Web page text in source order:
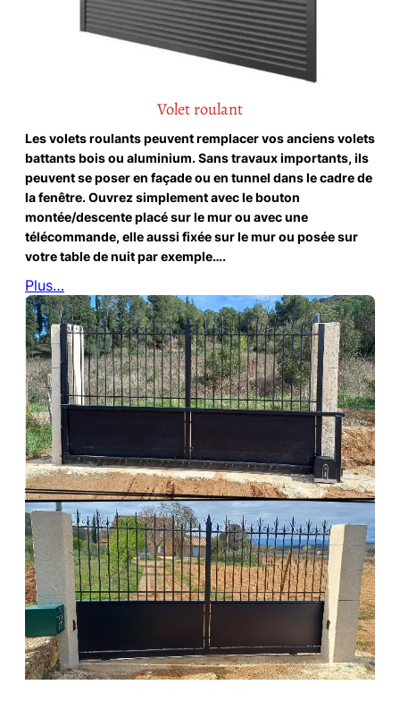
Volet roulant
Les volets roulants peuvent remplacer vos anciens volets
battants bois ou aluminium. Sans travaux importants, ils
peuvent se poser en façade ou en tunnel dans le cadre de
la fenêtre. Ouvrez simplement avec le bouton
montée/descente placé sur le mur ou avec une
télécommande, elle aussi fixée sur le mur ou posée sur
votre table de nuit par exemple….
Plus…